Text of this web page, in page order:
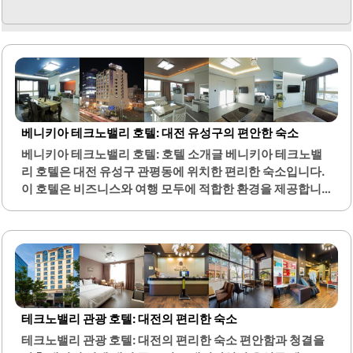
베니키아 테크노밸리 호텔: 대전 유성구의 편안한 숙소
베니키아 테크노밸리 호텔: 호텔 소개글 베니키아 테크노밸
리 호텔은 대전 유성구 관평동에 위치한 편리한 숙소입니다.
이 호텔은 비즈니스와 여행 모두에 적합한 환경을 제공합니
맛있고 다양하여 아침 식사를 즐기기에 적합합니다. 또한, 주
변에는 다양한 식사 장소가 있어 외식하기에도 용이합니다.
호텔 내부에는 카페가 있어 여유로운 시간을 보낼 수 있습니
다.주차 공간도 마련되어 있어 차량 이용객에게 편리합니다.
비즈니스 출장이나 가족 여행 모두에 적합한 장소로, 친절한
직원들이 고객을 맞이합니다. 객실 업그레이드 서비스가 제
공되어 더욱 쾌적한 숙박 경험을 할 수 있습니다.대전에서의
테크노밸리 관광 호텔: 대전의 편리한 숙소
테크노밸리 관광 호텔: 대전의 편리한 숙소 편안함과 청결을